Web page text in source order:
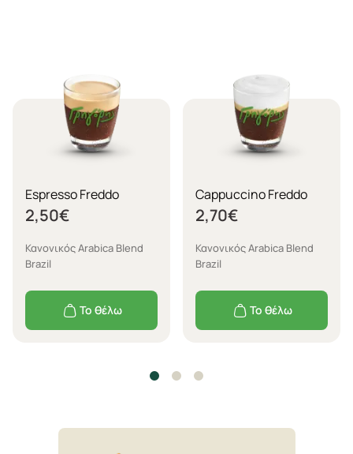
Espresso Freddo
2,50€
Κανονικός Arabica Blend
Brazil
Το θέλω
Cappuccino Freddo
2,70€
Κανονικός Arabica Blend
Brazil
Το θέλω